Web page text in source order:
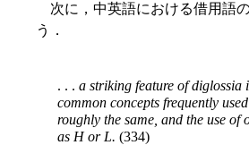
次に，中英語における借用語
う．
. . . a striking feature of diglossia
common concepts frequently
roughly the same, and the use of
as H or L. (334)